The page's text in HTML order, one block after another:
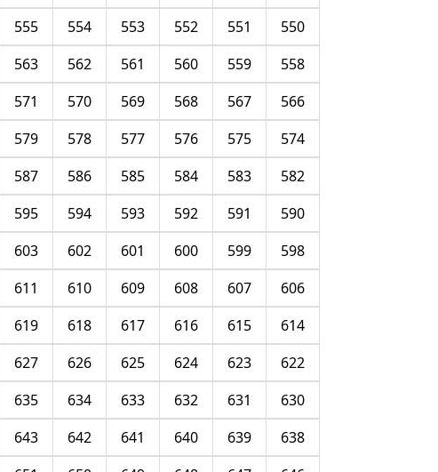
550
551
552
553
554
555
558
559
560
561
562
563
566
567
568
569
570
571
574
575
576
577
578
579
582
583
584
585
586
587
590
591
592
593
594
595
598
599
600
601
602
603
606
607
608
609
610
611
614
615
616
617
618
619
622
623
624
625
626
627
630
631
632
633
634
635
638
639
640
641
642
643